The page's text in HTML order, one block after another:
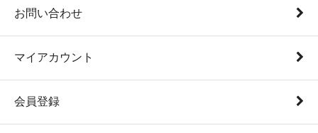
お問い合わせ
マイアカウント
会員登録